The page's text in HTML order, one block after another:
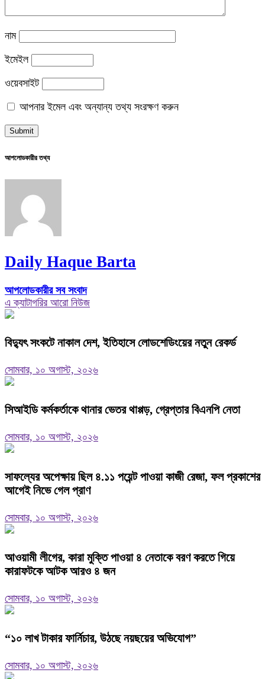
নাম
ইমেইল
ওয়েবসাইট
আপনার ইমেল এবং অন্যান্য তথ্য সংরক্ষণ করুন
আপলোডকারীর তথ্য
Daily Haque Barta
আপলোডকারীর সব সংবাদ
এ ক্যাটাগরির আরো নিউজ
বিদ্যুৎ সংকটে নাকাল দেশ, ইতিহাসে লোডশেডিংয়ের নতুন রেকর্ড
সোমবার, ১০ অগাস্ট, ২০২৬
সিআইডি কর্মকর্তাকে থানার ভেতর থাপ্পড়, গ্রেপ্তার বিএনপি নেতা
সোমবার, ১০ অগাস্ট, ২০২৬
সাফল্যের অপেক্ষায় ছিল ৪.১১ পয়েন্ট পাওয়া কাজী রেজা, ফল প্রকাশের
আগেই নিভে গেল প্রাণ
সোমবার, ১০ অগাস্ট, ২০২৬
আওয়ামী লীগের, কারা মুক্তি পাওয়া ৪ নেতাকে বরণ করতে গিয়ে
কারাফটকে আটক আরও ৪ জন
সোমবার, ১০ অগাস্ট, ২০২৬
“১০ লাখ টাকার ফার্নিচার, উঠছে নয়ছয়ের অভিযোগ”
সোমবার, ১০ অগাস্ট, ২০২৬